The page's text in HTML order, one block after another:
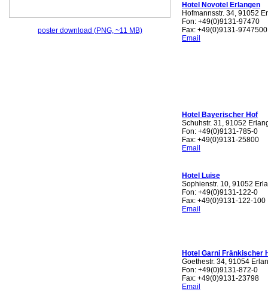
poster download (PNG, ~11 MB)
Hotel Novotel Erlangen
Hofmannsstr. 34, 91052
Fon: +49(0)9131-97470
Fax: +49(0)9131-9747500
Email
Hotel Bayerischer Hof
Schuhstr. 31, 91052
Fon: +49(0)9131-785-0
Fax: +49(0)9131-25800
Email
Hotel Luise
Sophienstr. 10, 91052
Fon: +49(0)9131-122-0
Fax: +49(0)9131-122-100
Email
Hotel Garni Fränkischer
Goethestr. 34, 91054
Fon: +49(0)9131-872-0
Fax: +49(0)9131-23798
Email